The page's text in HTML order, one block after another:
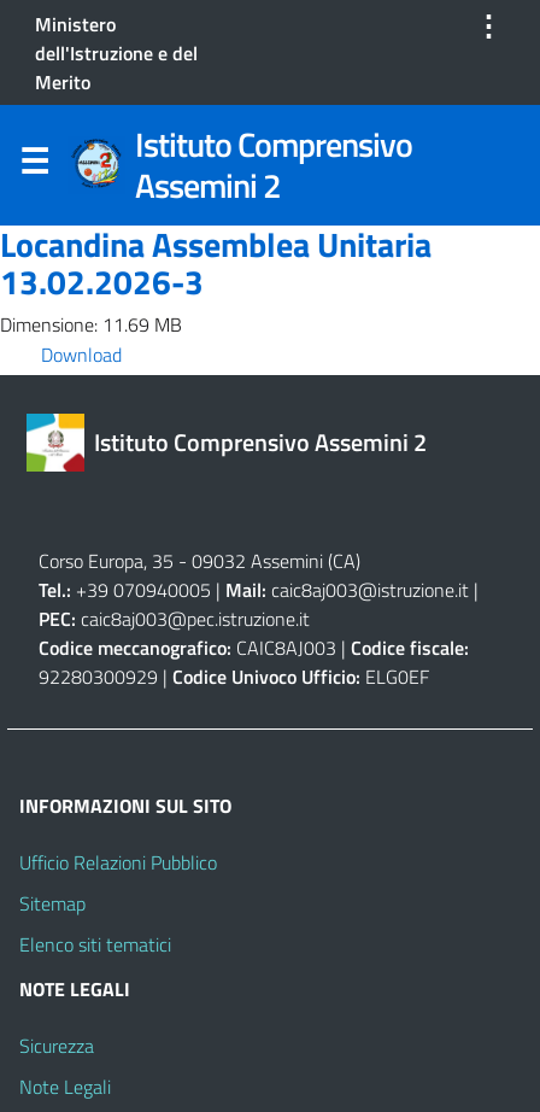
Ministero
dell'Istruzione e del
Merito
⋮
Istituto Comprensivo
Assemini 2
Locandina Assemblea Unitaria
13.02.2026-3
Dimensione: 11.69 MB
Download
Istituto Comprensivo Assemini 2
Corso Europa, 35 - 09032 Assemini (CA)
Tel.: +39 070940005 | Mail: caic8aj003@istruzione.it |
PEC: caic8aj003@pec.istruzione.it
Codice meccanografico: CAIC8AJ003 | Codice fiscale:
92280300929 | Codice Univoco Ufficio: ELG0EF
INFORMAZIONI SUL SITO
Ufficio Relazioni Pubblico
Sitemap
Elenco siti tematici
NOTE LEGALI
Sicurezza
Note Legali